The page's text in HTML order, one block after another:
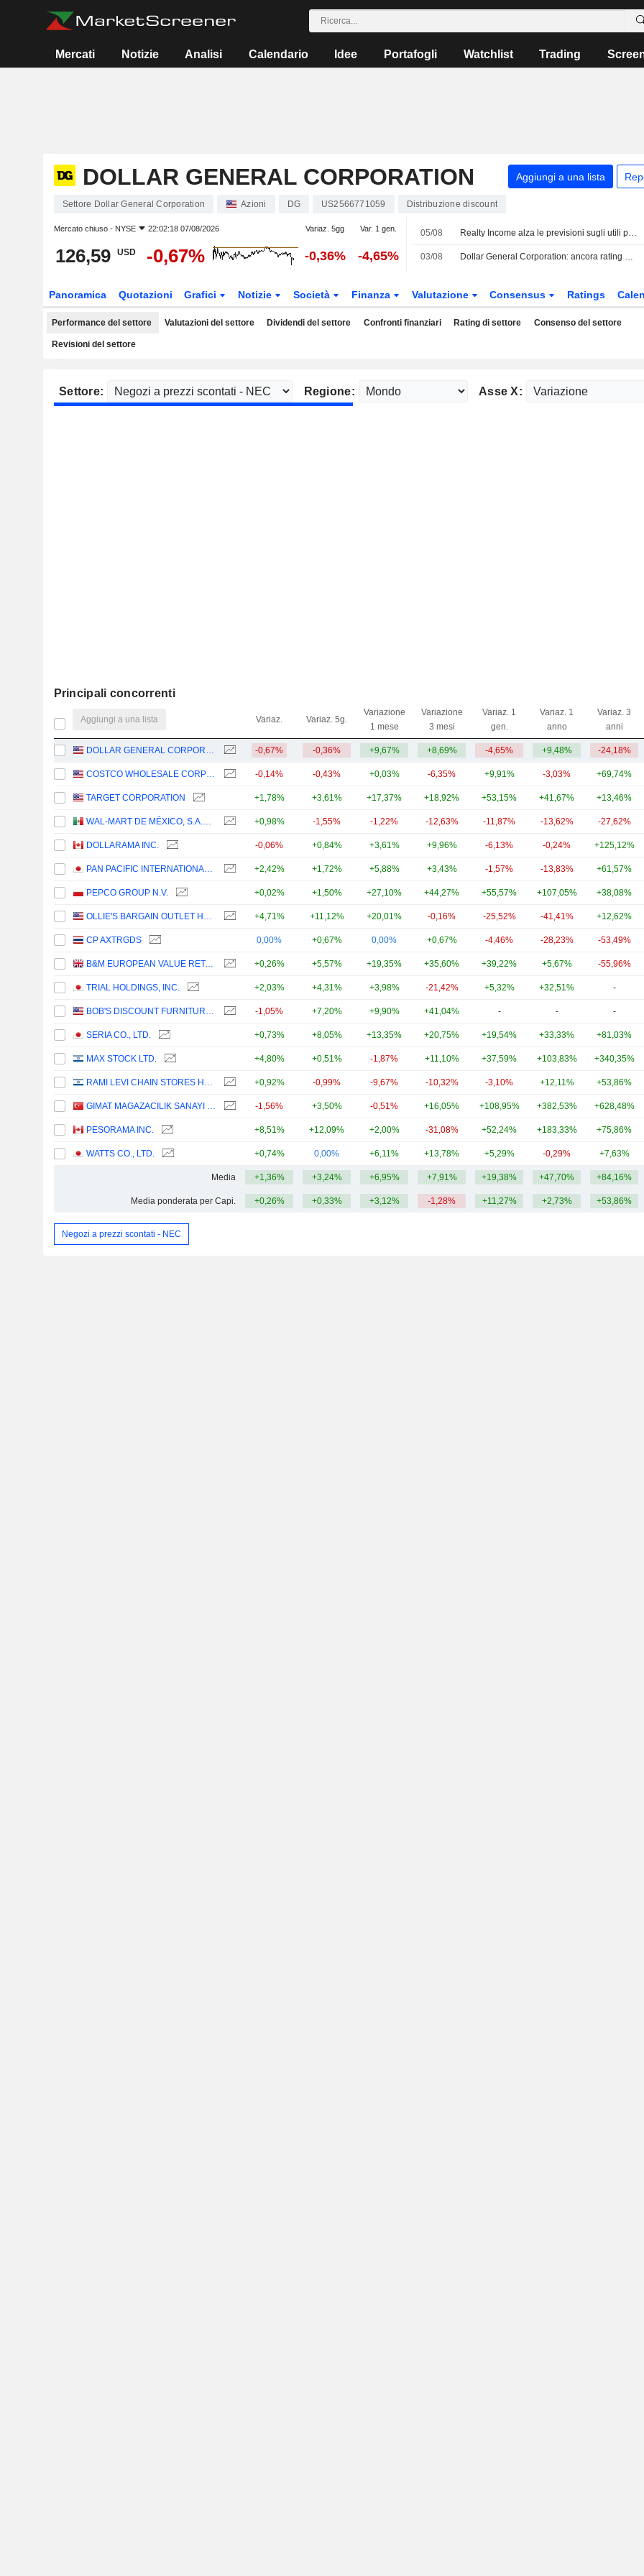
Mercati Notizie Analisi Calendario Idee Portafogli Watchlist Trading
DOLLAR GENERAL CORPORATION Aggiungi a una lista
Settore Dollar General Corporation Azioni DG US2566771059 Distribuzione discount
Mercato chiuso - NYSE 22:02:18 07/08/2026 Variaz. 5gg Var. 1 gen.
126,59 USD -0,67% -0,36% -4,65%
05/08 Realty Income alza le previsioni sugli utili per il 2026 grazie all'aumento dei canoni di locazione
03/08 Dollar General Corporation: ancora rating Neutral per Loop Capital
Panoramica Quotazioni Grafici Notizie Società Finanza Valutazione Consensus Ratings
Performance del settore Valutazioni del settore Dividendi del settore Confronti finanziari Rating di settore Consenso del settore
Revisioni del settore
Settore: Regione: Asse X:
Principali concorrenti
Aggiungi a una lista Variaz. Variaz. 5g.
Variazione
1 mese
Variazione
3 mesi
Variaz. 1
gen.
Variaz. 1
anno
Variaz. 3
anni
DOLLAR GENERAL CORPORATION -0,67% -0,36% +9,67% +8,69% -4,65% +9,48% -24,18%
COSTCO WHOLESALE CORPORATION -0,14% -0,43% +0,03% -6,35% +9,91% -3,03% +69,74%
TARGET CORPORATION +1,78% +3,61% +17,37% +18,92% +53,15% +41,67% +13,46%
WAL-MART DE MÉXICO, S.A.B. DE C.V. +0,98% -1,55% -1,22% -12,63% -11,87% -13,62% -27,62%
DOLLARAMA INC. -0,06% +0,84% +3,61% +9,96% -6,13% -0,24% +125,12%
PAN PACIFIC INTERNATIONAL HOLDINGS CORPORATION +2,42% +1,72% +5,88% +3,43% -1,57% -13,83% +61,57%
PEPCO GROUP N.V. +0,02% +1,50% +27,10% +44,27% +55,57% +107,05% +38,08%
OLLIE'S BARGAIN OUTLET HOLDINGS, INC. +4,71% +11,12% +20,01% -0,16% -25,52% -41,41% +12,62%
CP AXTRGDS 0,00% +0,67% 0,00% +0,67% -4,46% -28,23% -53,49%
B&M EUROPEAN VALUE RETAIL PLC +0,26% +5,57% +19,35% +35,60% +39,22% +5,67% -55,96%
TRIAL HOLDINGS, INC. +2,03% +4,31% +3,98% -21,42% +5,32% +32,51% -
BOB'S DISCOUNT FURNITURE, INC. -1,05% +7,20% +9,90% +41,04% - - -
SERIA CO., LTD. +0,73% +8,05% +13,35% +20,75% +19,54% +33,33% +81,03%
MAX STOCK LTD. +4,80% +0,51% -1,87% +11,10% +37,59% +103,83% +340,35%
RAMI LEVI CHAIN STORES HASHIKMA MARKETING 2006 LTD +0,92% -0,99% -9,67% -10,32% -3,10% +12,11% +53,86%
GIMAT MAGAZACILIK SANAYI VE TICARET -1,56% +3,50% -0,51% +16,05% +108,95% +382,53% +628,48%
PESORAMA INC. +8,51% +12,09% +2,00% -31,08% +52,24% +183,33% +75,86%
WATTS CO., LTD. +0,74% 0,00% +6,11% +13,78% +5,29% -0,29% +7,63%
Media +1,36% +3,24% +6,95% +7,91% +19,38% +47,70% +84,16%
Media ponderata per Capi. +0,26% +0,33% +3,12% -1,28% +11,27% +2,73% +53,86%
Negozi a prezzi scontati - NEC